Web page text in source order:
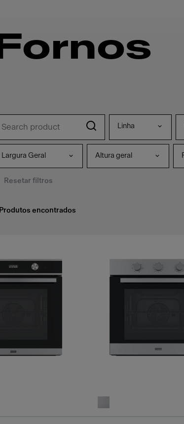
Fornos
Linha
Largura Geral Altura geral
Resetar filtros
Produtos encontrados